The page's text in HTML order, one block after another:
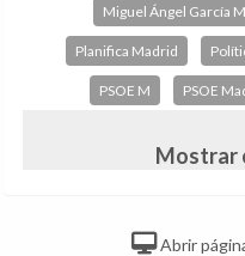
Miguel Ángel García
Planifica Madrid
PSOE M PSOE
Mostrar
Abrir